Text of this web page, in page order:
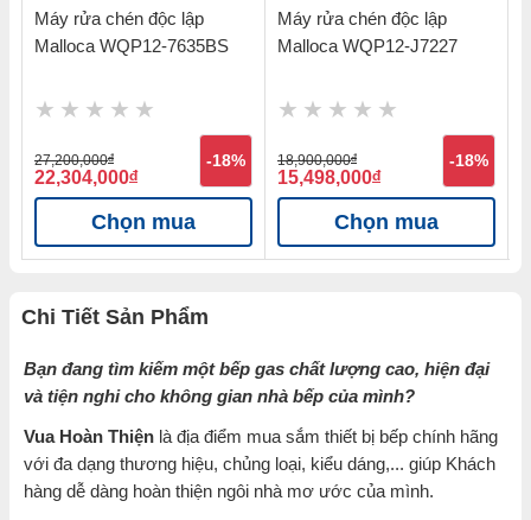
Máy rửa chén độc lập
Malloca WQP12-7635BS
27,200,000đ
22,304,000đ
-18%
Chọn mua
Máy rửa chén độc lập
Malloca WQP12-J7227
18,900,000đ
15,498,000đ
-18%
Chọn mua
Chi Tiết Sản Phẩm
Bạn đang tìm kiếm một bếp gas chất lượng cao, hiện đại
và tiện nghi cho không gian nhà bếp của mình?
Vua Hoàn Thiện là địa điểm mua sắm thiết bị bếp chính hãng
với đa dạng thương hiệu, chủng loại, kiểu dáng,... giúp Khách
hàng dễ dàng hoàn thiện ngôi nhà mơ ước của mình.